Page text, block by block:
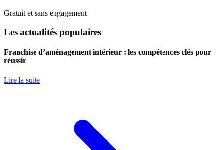
Gratuit et sans engagement
Les actualités populaires
Franchise d’aménagement intérieur : les compétences clés pour
réussir
Lire la suite